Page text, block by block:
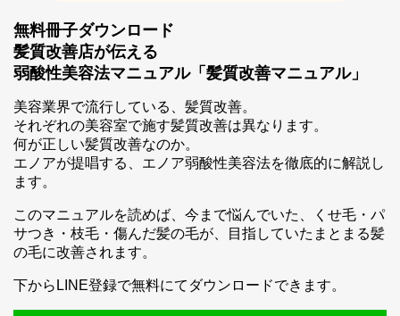
無料冊子ダウンロード
髪質改善店が伝える
弱酸性美容法マニュアル「髪質改善マニュアル」
美容業界で流行している、髪質改善。
それぞれの美容室で施す髪質改善は異なります。
何が正しい髪質改善なのか。
エノアが提唱する、エノア弱酸性美容法を徹底的に解説し
ます。
このマニュアルを読めば、今まで悩んでいた、くせ毛・パ
サつき・枝毛・傷んだ髪の毛が、目指していたまとまる髪
の毛に改善されます。
下からLINE登録で無料にてダウンロードできます。
スマホ公式アプリのご案内